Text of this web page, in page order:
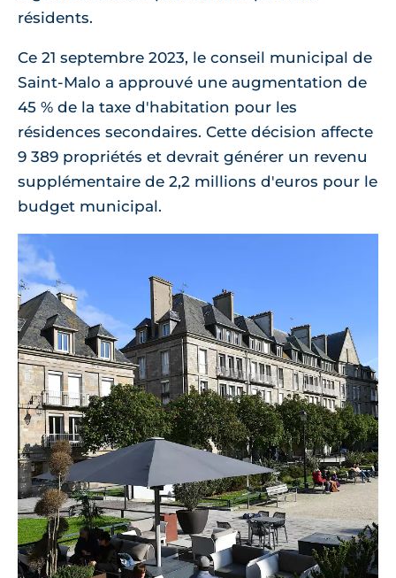
résidents.
Ce 21 septembre 2023, le conseil municipal de
Saint-Malo a approuvé une augmentation de
45 % de la taxe d'habitation pour les
résidences secondaires. Cette décision affecte
9 389 propriétés et devrait générer un revenu
supplémentaire de 2,2 millions d'euros pour le
budget municipal.